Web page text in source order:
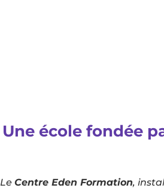
Une école fondée
Le Centre Eden Formation,